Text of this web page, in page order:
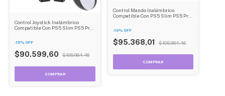
Control Joystick Inalámbrico
Compatible Con PS5 Slim PS5 Pro
-15% OFF
$90.599,60 $105.964,46
Control Mando Inalámbrico
Compatible Con PS5 Slim PS5 Pro
-10% OFF
$95.368,01 $105.964,46
COMPRAR